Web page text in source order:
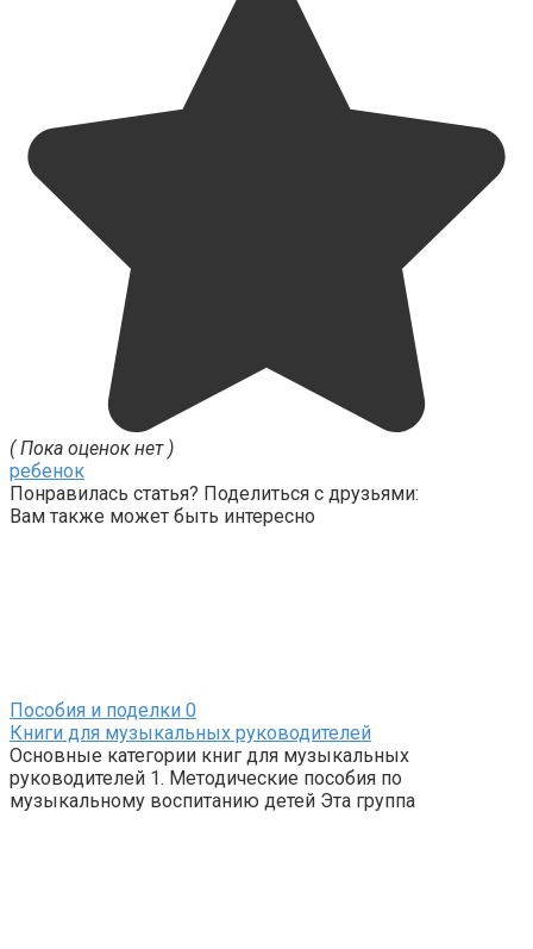
( Пока оценок нет )
ребенок
Понравилась статья? Поделиться с друзьями:
Вам также может быть интересно
Пособия и поделки 0
Книги для музыкальных руководителей
Основные категории книг для музыкальных
руководителей 1. Методические пособия по
музыкальному воспитанию детей Эта группа